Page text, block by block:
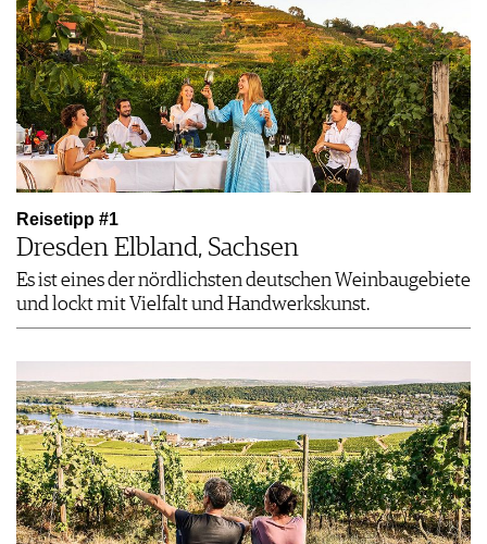
Reisetipp #1
Dresden Elbland, Sachsen
Es ist eines der nördlichsten deutschen Weinbaugebiete
und lockt mit Vielfalt und Handwerkskunst.